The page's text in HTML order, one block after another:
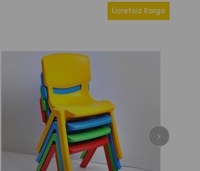
Ücretsiz Kargo